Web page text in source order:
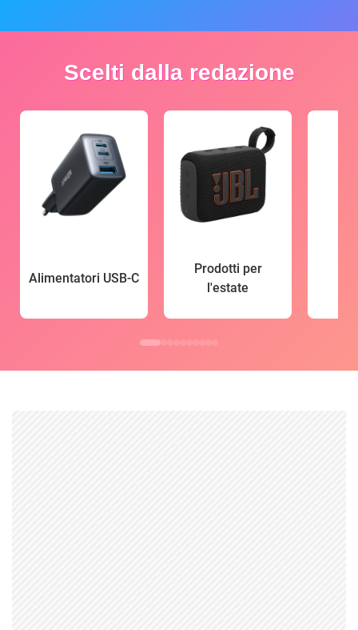
Scelti dalla redazione
Alimentatori USB-C
Prodotti per
l'estate